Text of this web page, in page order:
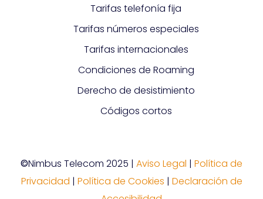
Tarifas telefonía fija
Tarifas números especiales
Tarifas internacionales
Condiciones de Roaming
Derecho de desistimiento
Códigos cortos
©Nimbus Telecom 2025 | Aviso Legal | Política de
Privacidad | Política de Cookies | Declaración de